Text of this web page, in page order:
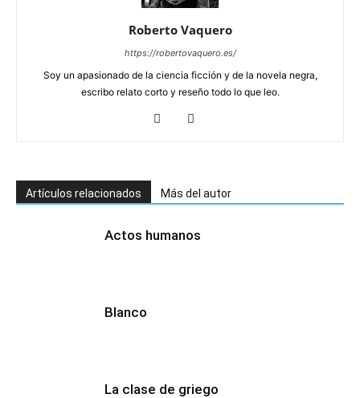
Roberto Vaquero
https://robertovaquero.es/
Soy un apasionado de la ciencia ficción y de la novela negra,
escribo relato corto y reseño todo lo que leo.
Artículos relacionados Más del autor
Actos humanos
Blanco
La clase de griego